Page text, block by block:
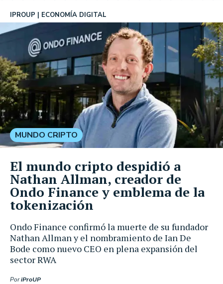
Ondo Finance confirmó la muerte de su fundador
Nathan Allman y el nombramiento de Ian De
Bode como nuevo CEO en plena expansión del
sector RWA
IPROUP ECONOMÍA DIGITAL
PoriProUP
MUNDO CRIPTO
El mundo cripto despidió a
Nathan Allman, creador de
Ondo Finance y emblema de la
tokenización